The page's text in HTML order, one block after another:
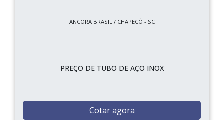
ANCORA BRASIL / CHAPECÓ - SC
PREÇO DE TUBO DE AÇO INOX
Cotar agora